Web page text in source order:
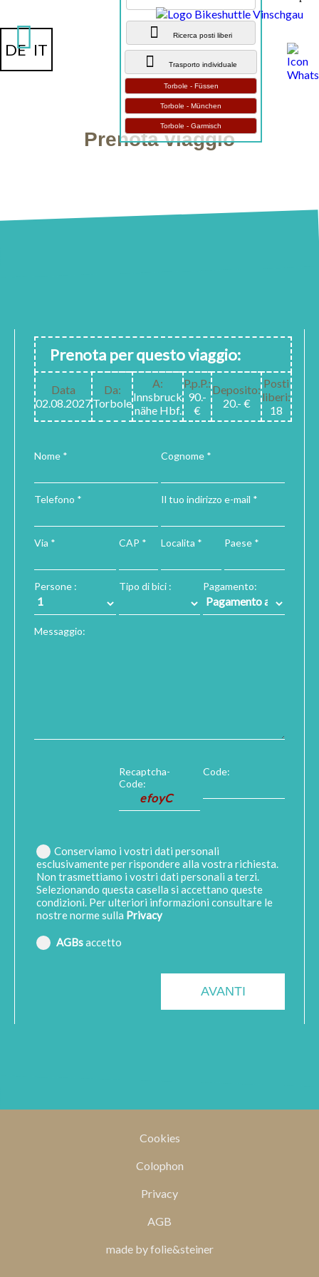
DE IT
Ricerca posti liberi
Trasporto individuale
Torbole - Füssen
Torbole - München
Torbole - Garmisch
Prenota viaggio
Prenota per questo viaggio:
Data
02.08.2027
Da:
Torbole
A:
Innsbruck
nähe Hbf.
P.p.P.:
90.-
€
Deposito:
20.- €
Posti
liberi:
18
Nome * Cognome *
Telefono * Il tuo indirizzo e-mail *
Via * CAP * Localita * Paese *
Persone : Tipo di bici : Pagamento:
Messaggio:
Recaptcha-
Code:
Code:
Conserviamo i vostri dati personali
esclusivamente per rispondere alla vostra richiesta.
Non trasmettiamo i vostri dati personali a terzi.
Selezionando questa casella si accettano queste
condizioni. Per ulteriori informazioni consultare le
nostre norme sulla Privacy
AGBsaccetto
Cookies
Colophon
Privacy
AGB
made by folie&steiner